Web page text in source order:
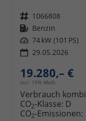
Fahrzeugnr. 1066808
Kraftstoff Benzin
Leistung 74 kW (101 PS)
29.05.2026
19.280,– €
incl. 19% MwSt.
Verbrauch
CO2-Klasse: D
CO2-Emissionen: